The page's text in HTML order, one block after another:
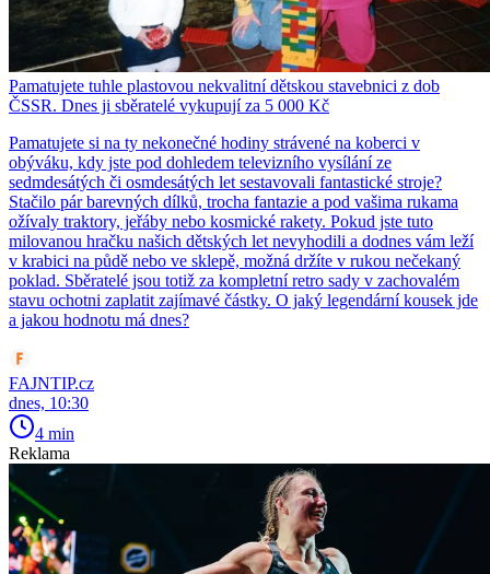
Pamatujete tuhle plastovou nekvalitní dětskou stavebnici z dob
ČSSR. Dnes ji sběratelé vykupují za 5 000 Kč
Pamatujete si na ty nekonečné hodiny strávené na koberci v
obýváku, kdy jste pod dohledem televizního vysílání ze
sedmdesátých či osmdesátých let sestavovali fantastické stroje?
Stačilo pár barevných dílků, trocha fantazie a pod vašima rukama
ožívaly traktory, jeřáby nebo kosmické rakety. Pokud jste tuto
milovanou hračku našich dětských let nevyhodili a dodnes vám leží
v krabici na půdě nebo ve sklepě, možná držíte v rukou nečekaný
poklad. Sběratelé jsou totiž za kompletní retro sady v zachovalém
stavu ochotni zaplatit zajímavé částky. O jaký legendární kousek jde
a jakou hodnotu má dnes?
FAJNTIP.cz
dnes, 10:30
4 min
Reklama